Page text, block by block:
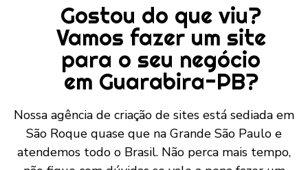
Gostou do que viu?
Vamos fazer um site
para o seu negócio
em Guarabira-PB?
Nossa agência de criação de sites está sediada em
São Roque quase que na Grande São Paulo e
atendemos todo o Brasil. Não perca mais tempo,